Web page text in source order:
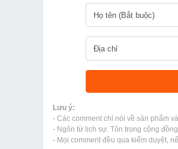
Lưu ý:
- Các comment chỉ nói về sản phẩm
- Ngôn từ lịch sự. Tôn trọng cộng
- Mọi comment đều qua kiểm duyệt,